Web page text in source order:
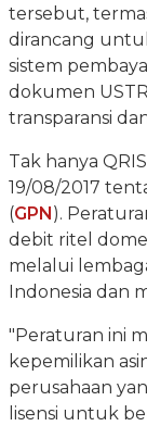
tersebut,
dirancang
sistem
dokumen
transparansi
Tak hanya
19/08/2017
(GPN).
debit ritel
melalui
Indonesia dan
"Peraturan ini
kepemilikan
perusahaan
lisensi untuk